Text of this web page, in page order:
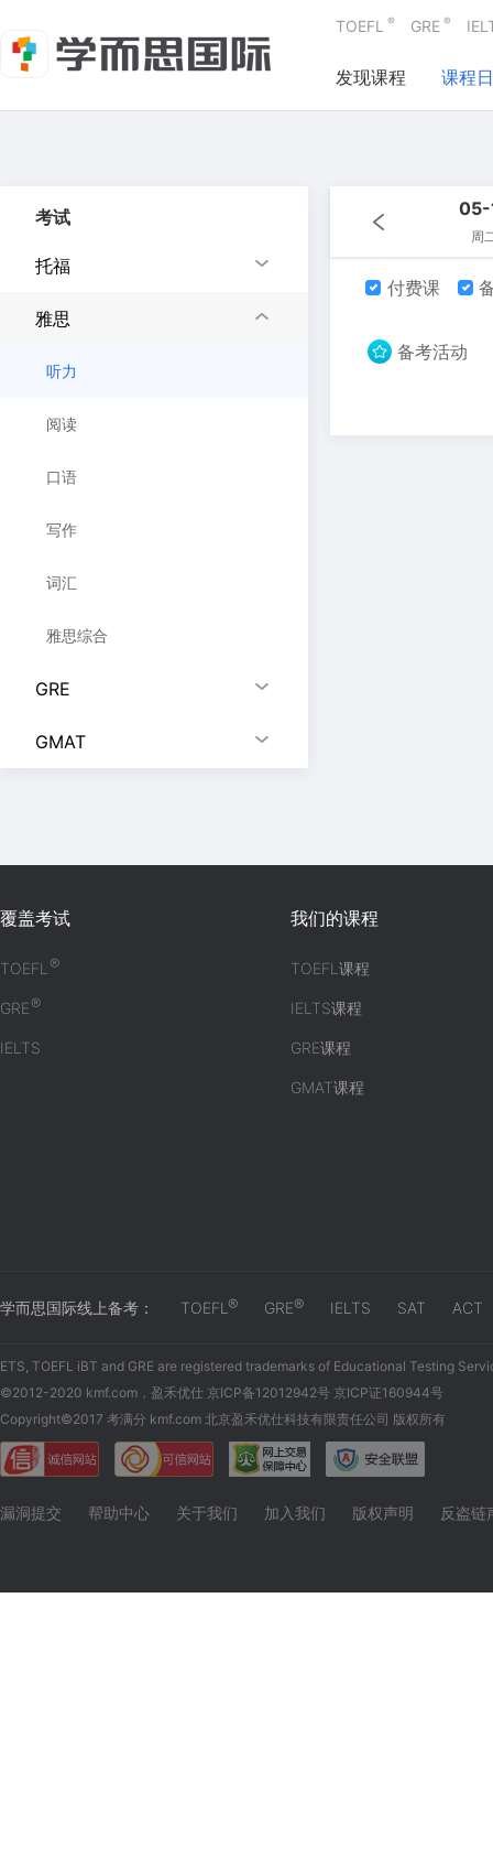
TOEFL ® GRE ®
发现课程 课程
考试
托福
雅思
听力
阅读
口语
写作
词汇
雅思综合
GRE
GMAT
05-
周
付费课
备考活动
覆盖考试
TOEFL®
GRE®
IELTS
我们的课程
TOEFL课程
IELTS课程
GRE课程
GMAT课程
学而思国际线上备考： TOEFL ® GRE® IELTS SAT ACT
ETS, TOEFL iBT and GRE are registered trademarks of Educational Testing
©2012-2020 kmf.com，盈禾优仕 京ICP备12012942号 京ICP证160944号
Copyright©2017 考满分 kmf.com 北京盈禾优仕科技有限责任公司 版权所有
漏洞提交 帮助中心 关于我们 加入我们 版权声明 反盗链